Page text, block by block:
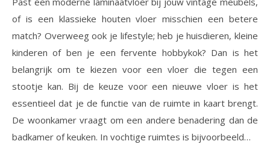
of is een klassieke houten vloer misschien een betere
match? Overweeg ook je lifestyle; heb je huisdieren, kleine
kinderen of ben je een fervente hobbykok? Dan is het
belangrijk om te kiezen voor een vloer die tegen een
stootje kan. Bij de keuze voor een nieuwe vloer is het
essentieel dat je de functie van de ruimte in kaart brengt.
De woonkamer vraagt om een andere benadering dan de
badkamer of keuken. In vochtige ruimtes is bijvoorbeeld…